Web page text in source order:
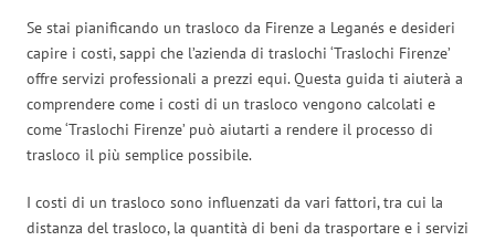
Se stai pianificando un trasloco da Firenze a Leganés e desideri
capire i costi, sappi che l’azienda di traslochi ‘Traslochi Firenze’
offre servizi professionali a prezzi equi. Questa guida ti aiuterà a
comprendere come i costi di un trasloco vengono calcolati e
come ‘Traslochi Firenze’ può aiutarti a rendere il processo di
trasloco il più semplice possibile.
I costi di un trasloco sono influenzati da vari fattori, tra cui la
distanza del trasloco, la quantità di beni da trasportare e i servizi